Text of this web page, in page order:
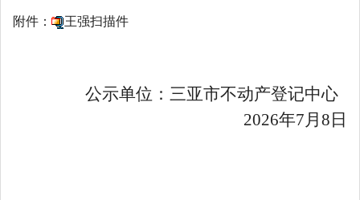
附件： 王强扫描件
公示单位：三亚市不动产登记中心
2026年7 月 8 日